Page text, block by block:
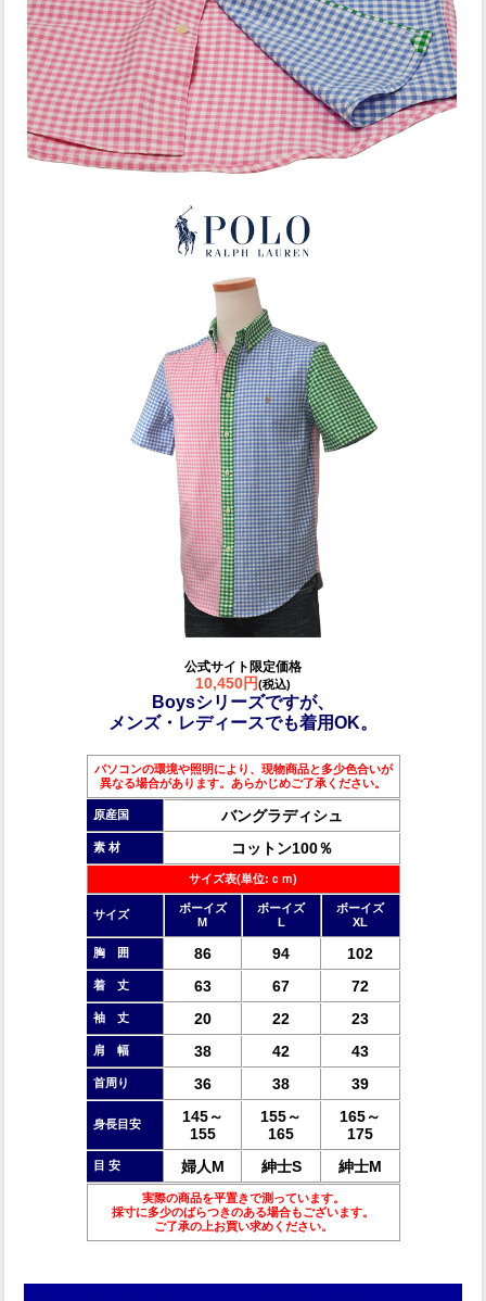
公式サイト限定価格
10,450円(税込)
Boysシリーズですが、
メンズ・レディースでも着用OK。
パソコンの環境や照明により、現物商品と多少色合いが
異なる場合があります。あらかじめご了承ください。
原産国 バングラディシュ
素 材 コットン100％
サイズ表(単位:ｃｍ)
サイズ
ボーイズ
M
ボーイズ
L
ボーイズ
XL
胸 囲 86 94 102
着 丈 63 67 72
袖 丈 20 22 23
肩 幅 38 42 43
首周り 36 38 39
身長目安
145～
155
155～
165
165～
175
目 安 婦人M 紳士S 紳士M
実際の商品を平置きで測っています。
採寸に多少のばらつきのある場合もございます。
ご了承の上お買い求めください。